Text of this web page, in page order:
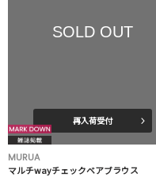
SOLD OUT
再入荷受付
MURUA
マルチwayチェックベアブラウス